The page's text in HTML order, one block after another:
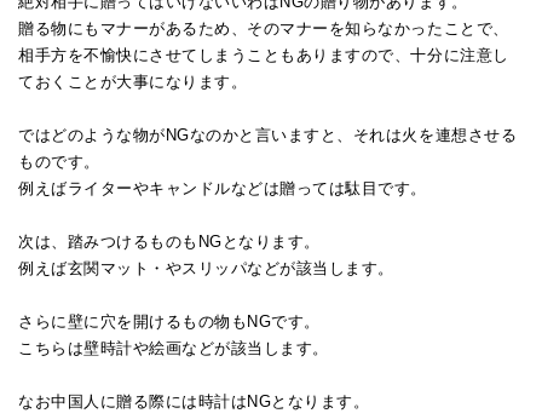
贈る物にもマナーがあるため、そのマナーを知らなかったことで、
相手方を不愉快にさせてしまうこともありますので、十分に注意し
ておくことが大事になります。
ではどのような物がNGなのかと言いますと、それは火を連想させる
ものです。
例えばライターやキャンドルなどは贈っては駄目です。
次は、踏みつけるものもNGとなります。
例えば玄関マット・やスリッパなどが該当します。
さらに壁に穴を開けるもの物もNGです。
こちらは壁時計や絵画などが該当します。
なお中国人に贈る際には時計はNGとなります。